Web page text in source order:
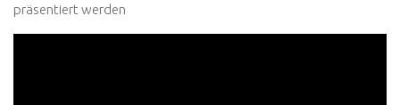
präsentiert werden